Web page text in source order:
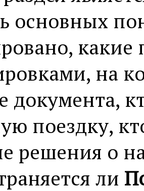
основных
какие
на
документа,
поездку,
решения о
ли